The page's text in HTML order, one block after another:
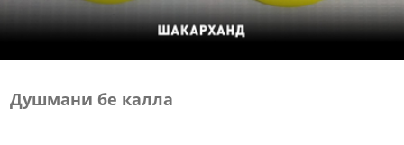
Душмани бе калла